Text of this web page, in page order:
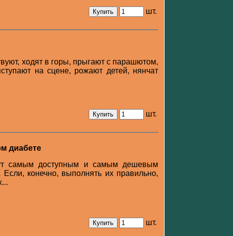
шт.
ходят в горы, прыгают с парашютом,
на сцене, рожают детей, нянчат
шт.
диабете
самым доступным и самым дешевым
конечно, выполнять их правильно,
шт.